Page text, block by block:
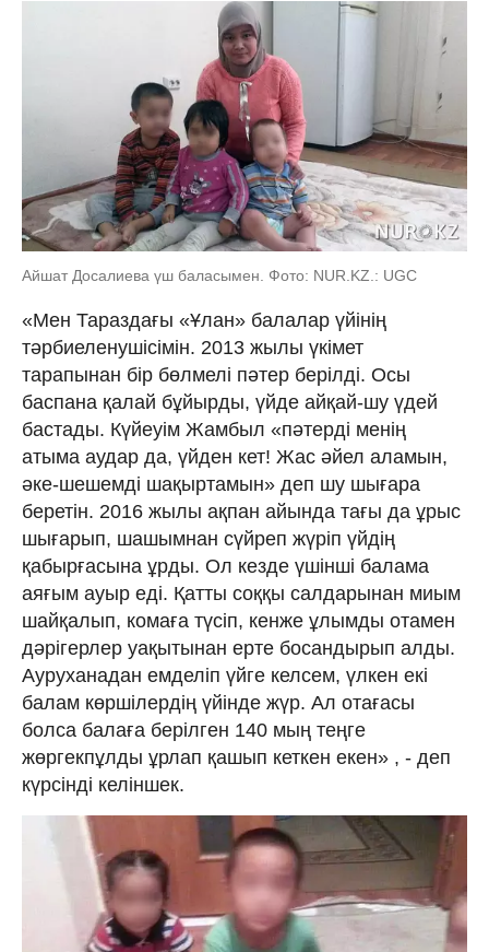
Айшат Досалиева үш баласымен. Фото: NUR.KZ.: UGC
«Мен Тараздағы «Ұлан» балалар үйінің
тәрбиеленушісімін. 2013 жылы үкімет
тарапынан бір бөлмелі пәтер берілді. Осы
баспана қалай бұйырды, үйде айқай-шу үдей
бастады. Күйеуім Жамбыл «пәтерді менің
атыма аудар да, үйден кет! Жас әйел аламын,
әке-шешемді шақыртамын» деп шу шығара
беретін. 2016 жылы ақпан айында тағы да ұрыс
шығарып, шашымнан сүйреп жүріп үйдің
қабырғасына ұрды. Ол кезде үшінші балама
аяғым ауыр еді. Қатты соққы салдарынан миым
шайқалып, комаға түсіп, кенже ұлымды отамен
дәрігерлер уақытынан ерте босандырып алды.
Ауруханадан емделіп үйге келсем, үлкен екі
балам көршілердің үйінде жүр. Ал отағасы
болса балаға берілген 140 мың теңге
жөргекпұлды ұрлап қашып кеткен екен» , - деп
күрсінді келіншек.